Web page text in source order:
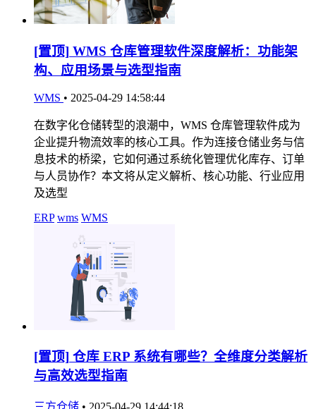
[置顶] WMS 仓库管理软件深度解析：功能架
构、应用场景与选型指南
WMS • 2025-04-29 14:58:44
在数字化仓储转型的浪潮中，WMS 仓库管理软件成为
企业提升物流效率的核心工具。作为连接仓储业务与信
息技术的桥梁，它如何通过系统化管理优化库存、订单
与人员协作？本文将从定义解析、核心功能、行业应用
及选型
ERP wms WMS
[置顶] 仓库 ERP 系统有哪些？全维度分类解析
与高效选型指南